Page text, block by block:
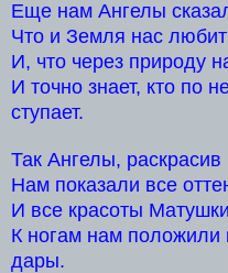
Еще нам Ангелы
Что и Земля нас любит
И, что через природу
И точно знает, кто по
Так Ангелы, раскрасив
Нам показали все
И все красоты
К ногам нам положили